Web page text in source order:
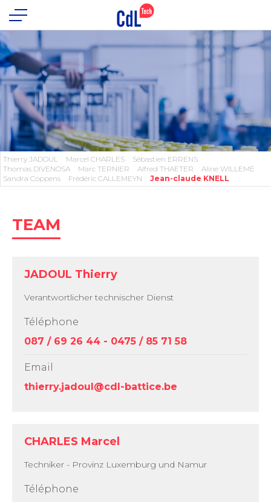
Thierry JADOUL Marcel CHARLES
Sébastien ERRENS
Thomas DIVENOSA
Marc TERNIER Alfred THAETER
Aline WILLEME
Sandra Coppens
Frédéric CALLEMEYN Jean-claude KNELL
TEAM
JADOUL Thierry
Verantwortlicher technischer Dienst
Téléphone
087 / 69 26 44 - 0475 / 85 71 58
Email
thierry.jadoul@cdl-battice.be
CHARLES Marcel
Techniker - Provinz Luxemburg und Namur
Téléphone